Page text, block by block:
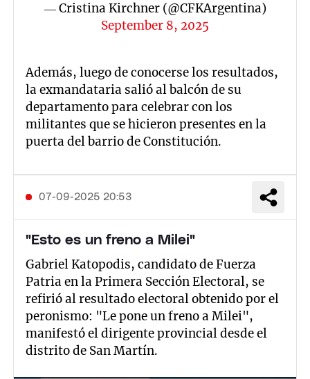
— Cristina Kirchner (@CFKArgentina)
September 8, 2025
Además, luego de conocerse los resultados,
la exmandataria salió al balcón de su
departamento para celebrar con los
militantes que se hicieron presentes en la
puerta del barrio de Constitución.
07-09-2025 20:53
"Esto es un freno a Milei"
Gabriel Katopodis, candidato de Fuerza
Patria en la Primera Sección Electoral, se
refirió al resultado electoral obtenido por el
peronismo: "Le pone un freno a Milei",
manifestó el dirigente provincial desde el
distrito de San Martín.